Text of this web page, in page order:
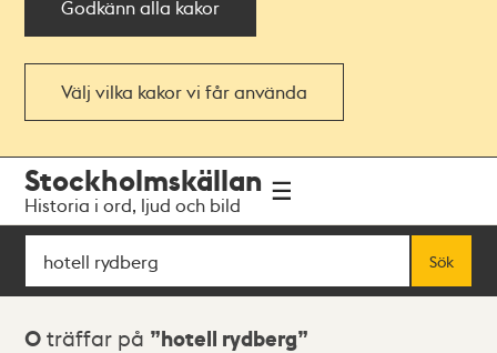
Godkänn alla kakor
Välj vilka kakor vi får använda
navigationen
huvudinnehållet
Stockholmskällan
Historia i ord, ljud och bild
Sök
Sök
Sökresultat
0 träffar på hotell rydberg